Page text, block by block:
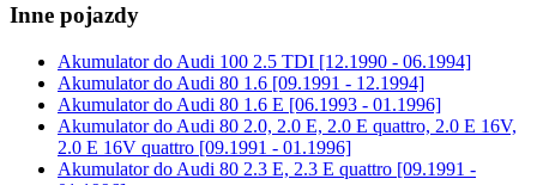
Inne pojazdy
Akumulator do Audi 100 2.5 TDI [12.1990 - 06.1994]
Akumulator do Audi 80 1.6 [09.1991 - 12.1994]
Akumulator do Audi 80 1.6 E [06.1993 - 01.1996]
Akumulator do Audi 80 2.0, 2.0 E, 2.0 E quattro, 2.0 E 16V,
2.0 E 16V quattro [09.1991 - 01.1996]
Akumulator do Audi 80 2.3 E, 2.3 E quattro [09.1991 -